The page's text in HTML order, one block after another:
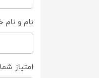
نام و نام
امتیاز